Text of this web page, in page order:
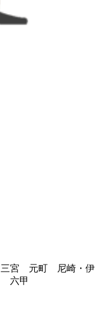
宮 元町 尼崎・伊
六甲